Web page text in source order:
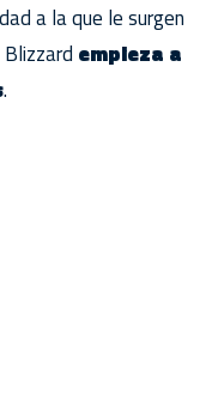
a la que le surgen
empieza a
.